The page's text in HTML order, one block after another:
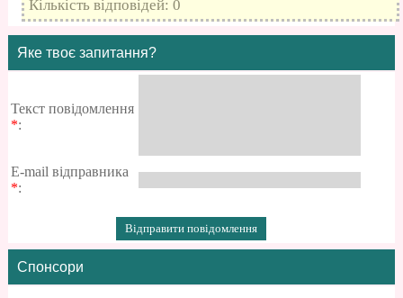
Кількість відповідей: 0
Яке твоє запитання?
Текст повідомлення
*:
E-mail відправника
*:
Спонсори